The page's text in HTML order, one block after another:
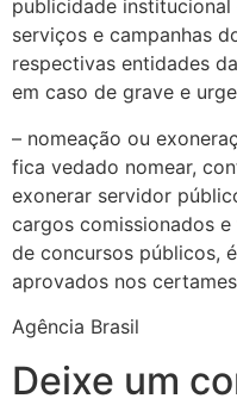
publicidade
serviços e campanhas
respectivas entidades
em caso de grave e
– nomeação ou
fica vedado nomear,
exonerar servidor
cargos comissionados
de concursos públicos,
aprovados nos
Agência Brasil
Deixe um